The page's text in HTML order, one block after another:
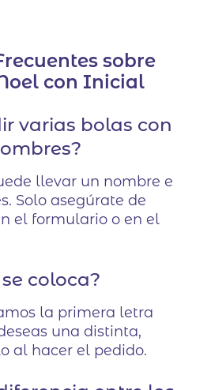
sobre
con Inicial
varias bolas con
llevar un nombre e
Solo asegúrate de
el formulario o en el
coloca?
la primera letra
una distinta,
al hacer el pedido.